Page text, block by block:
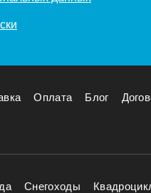
Оплата Блог
Снегоходы